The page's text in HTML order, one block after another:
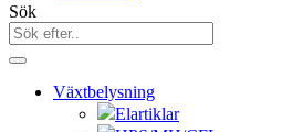
Sök
Växtbelysning
Elartiklar